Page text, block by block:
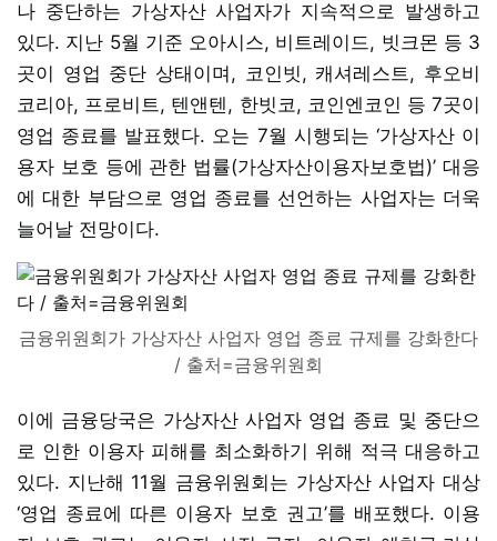
나 중단하는 가상자산 사업자가 지속적으로 발생하고
있다. 지난 5월 기준 오아시스, 비트레이드, 빗크몬 등 3
곳이 영업 중단 상태이며, 코인빗, 캐셔레스트, 후오비
코리아, 프로비트, 텐앤텐, 한빗코, 코인엔코인 등 7곳이
영업 종료를 발표했다. 오는 7월 시행되는 ‘가상자산 이
용자 보호 등에 관한 법률(가상자산이용자보호법)’ 대응
에 대한 부담으로 영업 종료를 선언하는 사업자는 더욱
늘어날 전망이다.
금융위원회가 가상자산 사업자 영업 종료 규제를 강화한다
/ 출처=금융위원회
이에 금융당국은 가상자산 사업자 영업 종료 및 중단으
로 인한 이용자 피해를 최소화하기 위해 적극 대응하고
있다. 지난해 11월 금융위원회는 가상자산 사업자 대상
‘영업 종료에 따른 이용자 보호 권고’를 배포했다. 이용